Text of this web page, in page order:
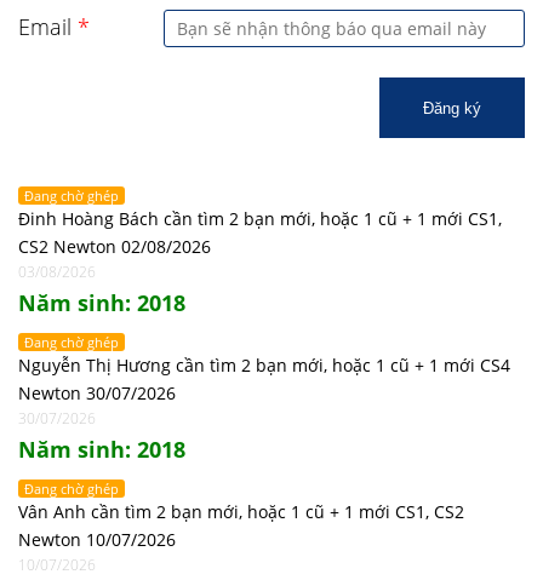
Email *
Đăng ký
Đang chờ ghép
Đinh Hoàng Bách cần tìm 2 bạn mới, hoặc 1 cũ + 1 mới CS1,
CS2 Newton 02/08/2026
03/08/2026
Năm sinh: 2018
Đang chờ ghép
Nguyễn Thị Hương cần tìm 2 bạn mới, hoặc 1 cũ + 1 mới CS4
Newton 30/07/2026
30/07/2026
Năm sinh: 2018
Đang chờ ghép
Vân Anh cần tìm 2 bạn mới, hoặc 1 cũ + 1 mới CS1, CS2
Newton 10/07/2026
10/07/2026